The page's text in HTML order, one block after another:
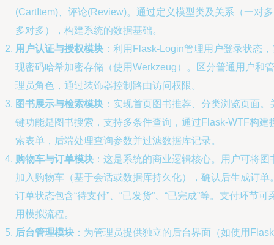
(CartItem)、评论(Review)。通过定义模型类及关系（一对
多对多），构建系统的数据基础。
用户认证与授权模块 ：利用Flask-Login管理用户登录状态
现密码哈希加密存储（使用Werkzeug）。区分普通用户和管
理员角色，通过装饰器控制路由访问权限。
图书展示与检索模块 ：实现首页图书推荐、分类浏览页面。
键功能是图书搜索，支持多条件查询，通过Flask-WTF构建
索表单，后端处理查询参数并过滤数据库记录。
购物车与订单模块 ：这是系统的商业逻辑核心。用户可将图
加入购物车（基于会话或数据库持久化），确认后生成订单
订单状态包含“待支付”、“已发货”、“已完成”等。支付环节可
用模拟流程。
后台管理模块 ：为管理员提供独立的后台界面（如使用